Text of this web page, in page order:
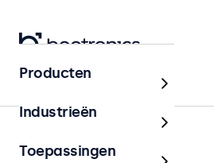
Monitoren
10 inch monitoren
Producten
Industrieën
Toepassingen